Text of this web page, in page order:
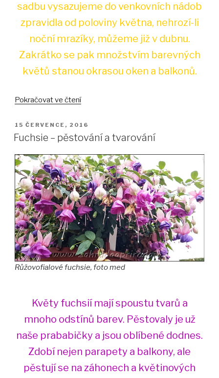
sadbu vysazujeme do venkovních nádob
zpravidla od poloviny května, nehrozí-li
noční mrazíky, můžeme již v dubnu.
Zakrátko se pak množstvím barevných
květů stanou okrasou oken a balkonů.
Pokračovat ve čtení„Předpěstování
Surfinií
a
Bells“
PUBLIKOVÁNO
15 ČERVENCE, 2016
Fuchsie – pěstování a tvarování
Růžovofialové fuchsie, foto med
Květy fuchsií mají spoustu tvarů a
mnoho odstínů barev. Pěstovaly je už
naše prababičky a jsou oblíbené dodnes.
Zdobí nejen parapety a balkony, ale
pěstují se na záhonech a květinových